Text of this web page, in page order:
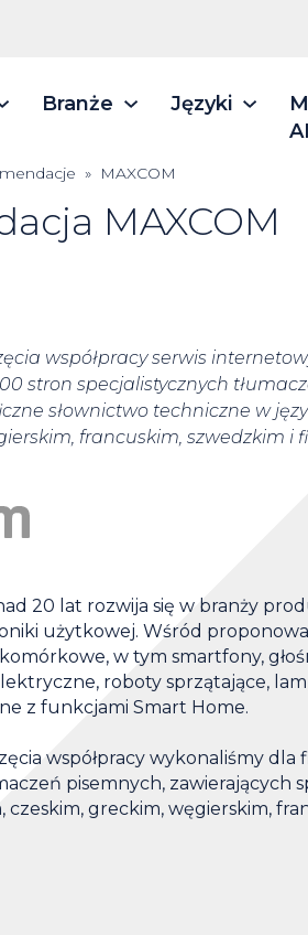
Branże Języki
AI
» MAXCOM
MAXCOM
współpracy serwis
stron specjalistycznych
słownictwo techniczne w
francuskim, szwedzkim i
20 lat rozwija się w branży
użytkowej. Wśród
w tym smartfony,
roboty sprzątające,
z funkcjami Smart Home.
współpracy wykonaliśmy dla
pisemnych, zawierających
czeskim, greckim, węgierskim,